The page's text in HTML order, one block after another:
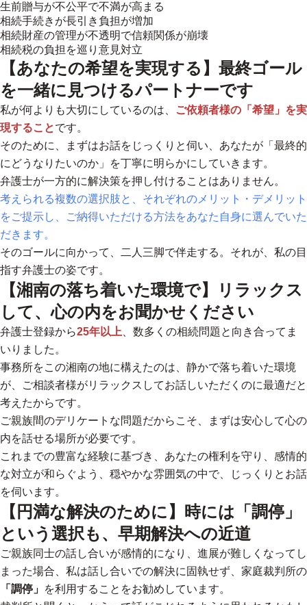
生前贈与が不公平で不満が高まる
相続手続きが長引き負担が増加
相続財産の管理が不透明で信頼関係が崩壊
相続税の負担を巡り意見対立
【あなたの希望を実現する】最終ゴール
を一緒に見つけるパートナーです
私が何よりも大切にしているのは、
ご依頼者様の「希望」を実
現することです。
そのために、まずはお話をじっくりと伺い、あなたが「最終的
にどうなりたいのか」を丁寧に明らかにしていきます。
弁護士が一方的に解決策を押し付けることはありません。
考えられる複数の選択肢と、それぞれのメリット・デメリット
をご提示し、ご納得いただける方法をあなた自身に選んでいた
だきます。
そのゴールに向かって、二人三脚で伴走する。それが、私の目
指す弁護士の姿です。
【湘南の落ち着いた環境で】リラックス
して、心の内をお聞かせください
弁護士登録から25年以上 、数多くの相続問題と向き合ってま
いりました。
事務所をこの湘南の地に構えたのは、静かで落ち着いた環境
が、ご相談者様がリラックスしてお話しいただくのに最適だと
考えたからです。
ご親族間のデリケートな問題だからこそ、まずは安心して心の
内を話せる場所が必要です。
これまでの豊富な経験に基づき、 あなたの権利を守り、感情的
な対立が和らぐよう、穏やかな雰囲気の中で、じっくりとお話
を伺います。
【円満な解決のために】時には「調停」
という選択も、早期解決への近道
ご親族同士の話し合いが感情的になり、進展が難しくなってし
まった場合、私は話し合いでの解決に固執せず、家庭裁判所の
「調停」 を利用することをお勧めしています。